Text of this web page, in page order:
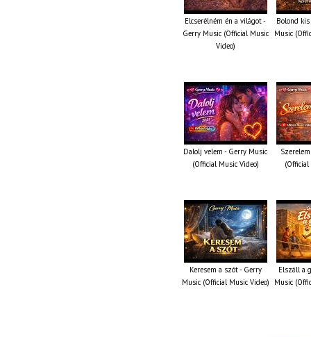
Elcserélném én a világot -
Gerry Music (Official Music
Video)
Bolond
Music
Dalolj velem - Gerry Music
(Official Music Video)
(Official
Keresem a szót - Gerry
Music (Official Music Video)
Elszáll a
Music